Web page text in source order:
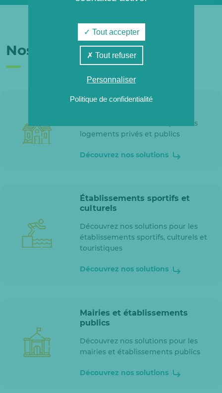
Nos clients
Logements
Découvrez nos solutions pour les
logements privés et publics
Découvrez nos solutions
Établissements sportifs et
culturels
Découvrez nos solutions pour les
établissements sportifs, culturels et
touristiques
Découvrez nos solutions
Mairies et établissements
publics
Découvrez nos solutions pour les
mairies et établissements publics
Découvrez nos solutions
Tout accepter
Tout refuser
Personnaliser
Politique de confidentialité